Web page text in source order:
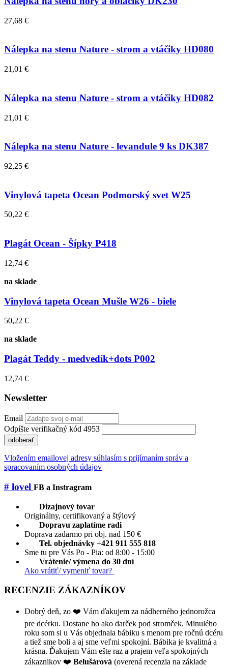
27,68 €
Nálepka na stenu Nature - strom a vtáčiky HD080
21,01 €
Nálepka na stenu Nature - strom a vtáčiky HD082
21,01 €
Nálepka na stenu Nature - levandule 9 ks DK387
92,25 €
Vinylová tapeta Ocean Podmorský svet W25
50,22 €
Plagát Ocean - Šípky P418
12,74 €
na sklade
Vinylová tapeta Ocean Mušle W26 - biele
50,22 €
na sklade
Plagát Teddy - medvedík+dots P002
12,74 €
Newsletter
Email
Odpíšte verifikačný kód 4953
odoberať
Vložením emailovej adresy súhlasím s prijímaním správ a
spracovaním osobných údajov
# lovel FB a Instragram
Dizajnový tovar
Originálny, certifikovaný a štýlový
Dopravu zaplatíme radi
Doprava zadarmo pri obj. nad 150 €
Tel. objednávky +421 911 555 818
Sme tu pre Vás Po - Pia: od 8:00 - 15:00
Vrátenie/ výmena do 30 dní
Ako vrátiť/ vymeniť tovar?
RECENZIE ZÁKAZNÍKOV
Dobrý deň, zo ❤️ Vám ďakujem za nádherného jednorožca
pre dcérku. Dostane ho ako darček pod stromček. Minulého
roku som si u Vás objednala bábiku s menom pre ročnú dcéru
a tiež sme boli a aj sme veľmi spokojní. Bábika je kvalitná a
krásna. Ďakujem Vám ešte raz a prajem veľa spokojných
zákaznikov ❤️ Belušárová (overená recenzia na základe